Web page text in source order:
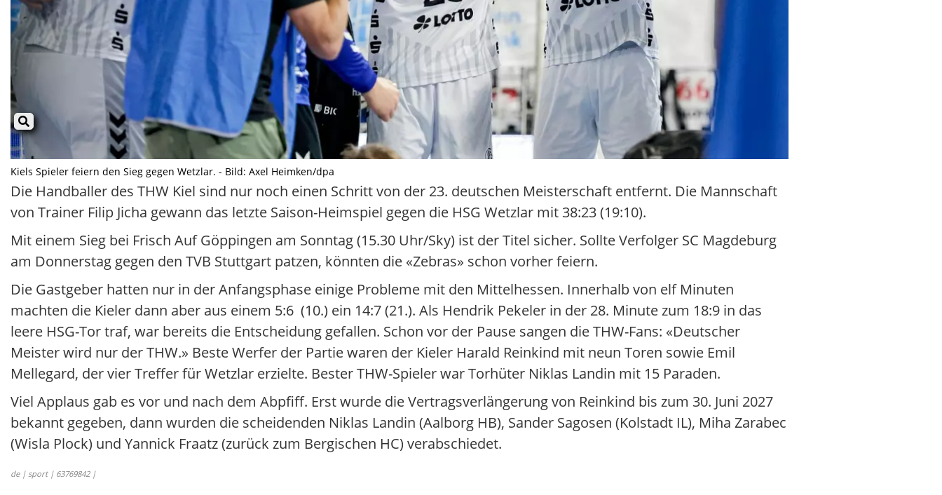
Kiels Spieler feiern den Sieg gegen Wetzlar. - Bild: Axel Heimken/dpa
Die Handballer des THW Kiel sind nur noch einen Schritt von der 23. deutschen Meisterschaft entfernt. Die Mannschaft
von Trainer Filip Jicha gewann das letzte Saison-Heimspiel gegen die HSG Wetzlar mit 38:23 (19:10).
Mit einem Sieg bei Frisch Auf Göppingen am Sonntag (15.30 Uhr/Sky) ist der Titel sicher. Sollte Verfolger SC Magdeburg
am Donnerstag gegen den TVB Stuttgart patzen, könnten die «Zebras» schon vorher feiern.
Die Gastgeber hatten nur in der Anfangsphase einige Probleme mit den Mittelhessen. Innerhalb von elf Minuten
machten die Kieler dann aber aus einem 5:6 (10.) ein 14:7 (21.). Als Hendrik Pekeler in der 28. Minute zum 18:9 in das
leere HSG-Tor traf, war bereits die Entscheidung gefallen. Schon vor der Pause sangen die THW-Fans: «Deutscher
Meister wird nur der THW.» Beste Werfer der Partie waren der Kieler Harald Reinkind mit neun Toren sowie Emil
Mellegard, der vier Treffer für Wetzlar erzielte. Bester THW-Spieler war Torhüter Niklas Landin mit 15 Paraden.
Viel Applaus gab es vor und nach dem Abpfiff. Erst wurde die Vertragsverlängerung von Reinkind bis zum 30. Juni 2027
bekannt gegeben, dann wurden die scheidenden Niklas Landin (Aalborg HB), Sander Sagosen (Kolstadt IL), Miha Zarabec
(Wisla Plock) und Yannick Fraatz (zurück zum Bergischen HC) verabschiedet.
de | sport | 63769842 |